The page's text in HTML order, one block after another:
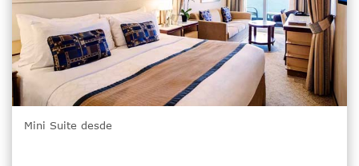
Mini Suite desde